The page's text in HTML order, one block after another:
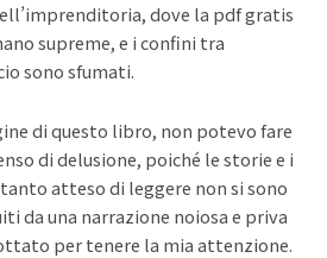
dove la pdf gratis
supreme, e i confini tra
sono sfumati.
di questo libro, non potevo fare
di delusione, poiché le storie e i
atteso di leggere non si sono
da una narrazione noiosa e priva
per tenere la mia attenzione.